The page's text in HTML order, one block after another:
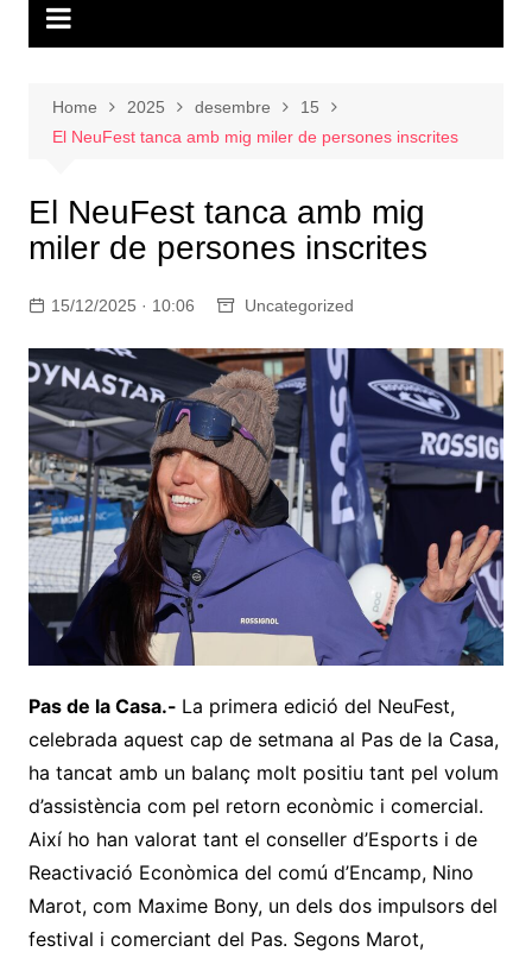
Home 2025 desembre
15
El NeuFest tanca amb mig miler de persones inscrites
El NeuFest tanca amb mig
miler de persones inscrites
15/12/2025 · 10:06 Uncategorized
Pas de la Casa.- La primera edició del NeuFest,
celebrada aquest cap de setmana al Pas de la Casa,
ha tancat amb un balanç molt positiu tant pel volum
d’assistència com pel retorn econòmic i comercial.
Així ho han valorat tant el conseller d’Esports i de
Reactivació Econòmica del comú d’Encamp, Nino
Marot, com Maxime Bony, un dels dos impulsors del
festival i comerciant del Pas. Segons Marot,